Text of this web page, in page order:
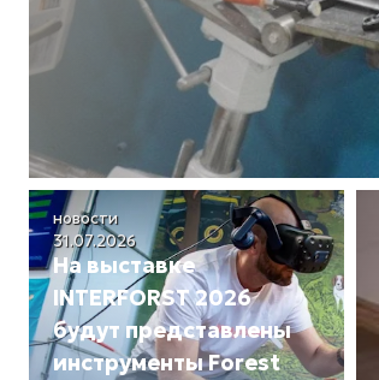
новости
31.07.2026
На выставке
INTERFORST 2026
будут представлены
инструменты Forest